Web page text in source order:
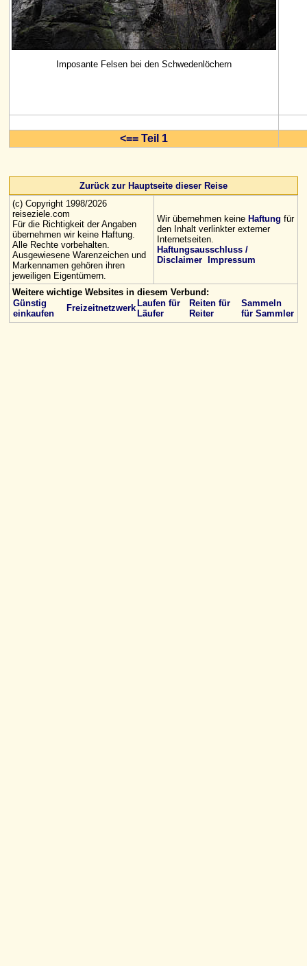
Imposante Felsen bei den Schwedenlöchern
<== Teil 1
Zurück zur Hauptseite dieser Reise
(c) Copyright 1998/2026
reiseziele.com
Für die Richtigkeit der Angaben
übernehmen wir keine Haftung.
Alle Rechte vorbehalten.
Ausgewiesene Warenzeichen und
Markennamen gehören ihren
jeweiligen Eigentümern.
Wir übernehmen keine Haftung für
den Inhalt verlinkter externer
Internetseiten.
Haftungsausschluss /
Disclaimer Impressum
Weitere wichtige Websites in diesem Verbund:
Günstig
einkaufen
FreizeitnetzwerkLaufen für
Läufer
Reiten für
Reiter
Sammeln
für Sammler